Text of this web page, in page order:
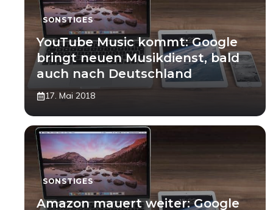
SONSTIGES
YouTube Music kommt: Google
bringt neuen Musikdienst, bald
auch nach Deutschland
17. Mai 2018
SONSTIGES
Amazon mauert weiter: Google